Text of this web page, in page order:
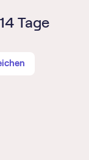
Tage